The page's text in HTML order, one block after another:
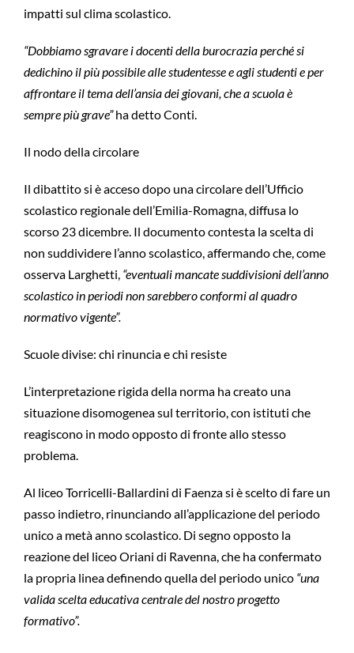
impatti sul clima scolastico.
“Dobbiamo sgravare i docenti della burocrazia perché si
dedichino il più possibile alle studentesse e agli studenti e per
affrontare il tema dell’ansia dei giovani, che a scuola è
sempre più grave”ha detto Conti.
Il nodo della circolare
Il dibattito si è acceso dopo una circolare dell’Ufficio
scolastico regionale dell’Emilia-Romagna, diffusa lo
scorso 23 dicembre. Il documento contesta la scelta di
non suddividere l’anno scolastico, affermando che, come
osserva Larghetti, “eventuali mancate suddivisioni dell’anno
scolastico in periodi non sarebbero conformi al quadro
normativo vigente”.
Scuole divise: chi rinuncia e chi resiste
L’interpretazione rigida della norma ha creato una
situazione disomogenea sul territorio, con istituti che
reagiscono in modo opposto di fronte allo stesso
problema.
Al liceo Torricelli-Ballardini di Faenza si è scelto di fare un
passo indietro, rinunciando all’applicazione del periodo
unico a metà anno scolastico. Di segno opposto la
reazione del liceo Oriani di Ravenna, che ha confermato
la propria linea definendo quella del periodo unico “una
valida scelta educativa centrale del nostro progetto
formativo”.